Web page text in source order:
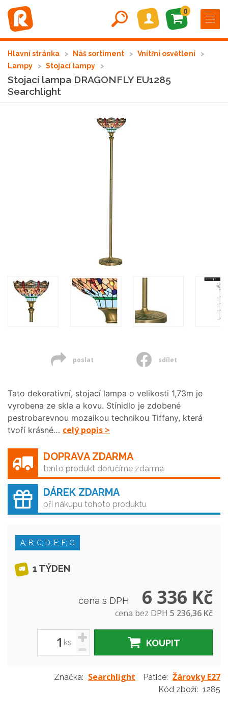
0
Hlavní stránka Náš sortiment
Vnitřní osvětlení
Lampy
Stojací lampy
Stojací lampa DRAGONFLY EU1285
Searchlight
poslat sdílet
Tato dekorativní, stojací lampa o velikosti 1,73m je
vyrobena ze skla a kovu. Stínidlo je zdobené
pestrobarevnou mozaikou technikou Tiffany, která
tvoří krásné… celý popis >
DOPRAVA ZDARMA
tento produkt doručíme zdarma
DÁREK ZDARMA
při nákupu tohoto produktu
A; B; C; D; E; F; G
1 TÝDEN
cena s DPH 6 336 Kč
cena bez DPH 5 236,36 Kč
ks
+
-
KOUPIT
Značka: Searchlight Patice: Žárovky E27
Kód zboží: 1285